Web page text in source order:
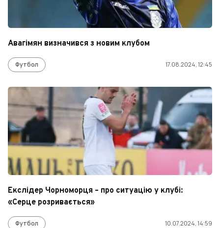
Авагімян визначився з новим клубом
Футбол 17.08.2024, 12:45
Екслідер Чорноморця – про ситуацію у клубі:
«Серце розривається»
Футбол 10.07.2024, 14:59